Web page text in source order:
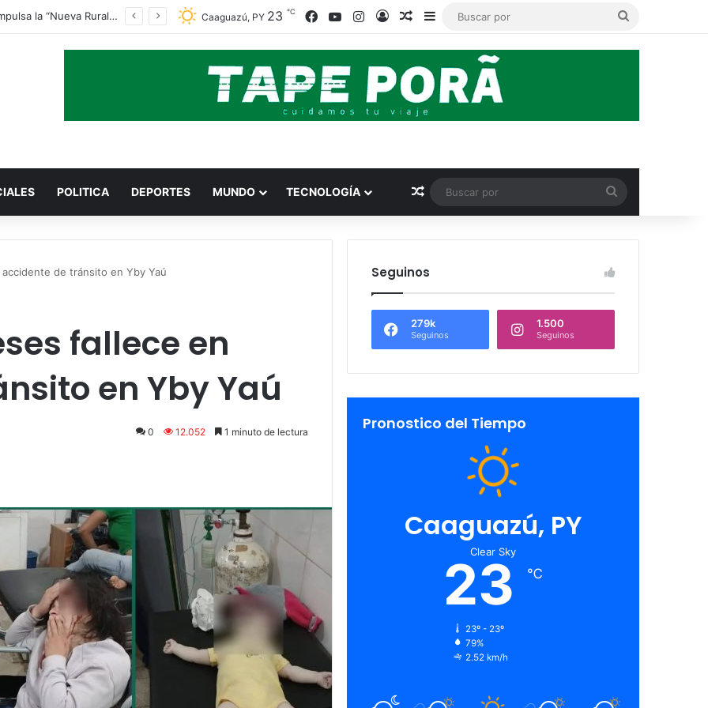
Indert impulsa la “Nueva Ruralidad” para garantizar la titulación de tierras a familias campesinas. Caaguazú, PY 23 ℃ Facebook
YouTubeInstagramAccesoPublicación al azar
Barra lateral
POLITICA DEPORTES MUNDO TECNOLOGÍA Publicación al azar
por
de tránsito en Yby Yaú
fallece en
en Yby Yaú
0 12.052 1 minuto de lectura
Seguinos
279k
Seguinos
1.500
Seguinos
Pronostico del Tiempo
Caaguazú, PY
Clear Sky
23 ℃
23º - 23º
79%
2.52 km/h